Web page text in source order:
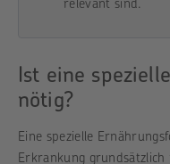
Ist eine
nötig?
Eine spezielle
Erkrankung